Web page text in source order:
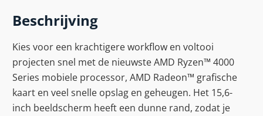
Beschrijving
Kies voor een krachtigere workflow en voltooi
projecten snel met de nieuwste AMD Ryzen™ 4000
Series mobiele processor, AMD Radeon™ grafische
kaart en veel snelle opslag en geheugen. Het 15,6-
inch beeldscherm heeft een dunne rand, zodat je